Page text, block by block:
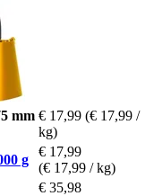
mm € 17,99 (€ 17,99 /
kg)
g
€ 17,99
(€ 17,99 / kg)
€ 35,98